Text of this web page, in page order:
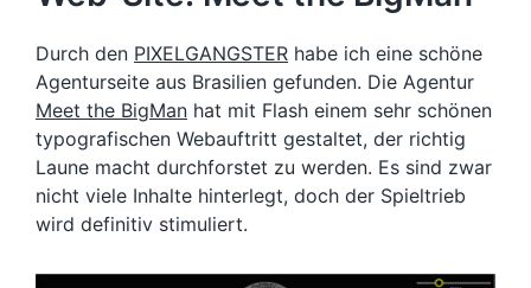
Durch den PIXELGANGSTER habe ich eine schöne
Agenturseite aus Brasilien gefunden. Die Agentur
Meet the BigMan hat mit Flash einem sehr schönen
typografischen Webauftritt gestaltet, der richtig
Laune macht durchforstet zu werden. Es sind zwar
nicht viele Inhalte hinterlegt, doch der Spieltrieb
wird definitiv stimuliert.